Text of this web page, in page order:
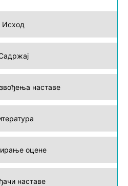
Исход
наставе
оцене
наставе